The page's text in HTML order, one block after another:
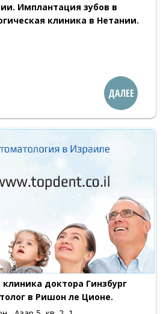
Имплантация зубов в
клиника в Нетании.
ДАЛЕЕ
доктора Гинзбург
в Ришон ле Ционе.